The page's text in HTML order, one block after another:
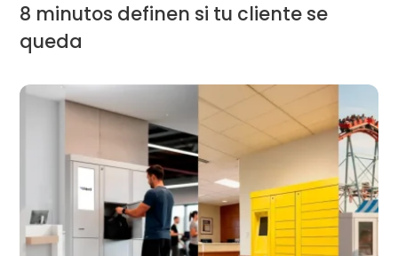
8 minutos definen si tu cliente se
queda